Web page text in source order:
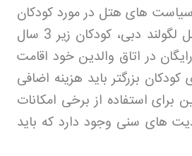
سیاست های هتل در مورد کودکان
نیز توجه کنید. در هتل لگولند دبی، کودکان زیر 3 سال
در اتاق والدین خود اقامت
کودکان بزرگتر باید هزینه اضافی
استفاده از برخی امکانات
های سنی وجود دارد که باید